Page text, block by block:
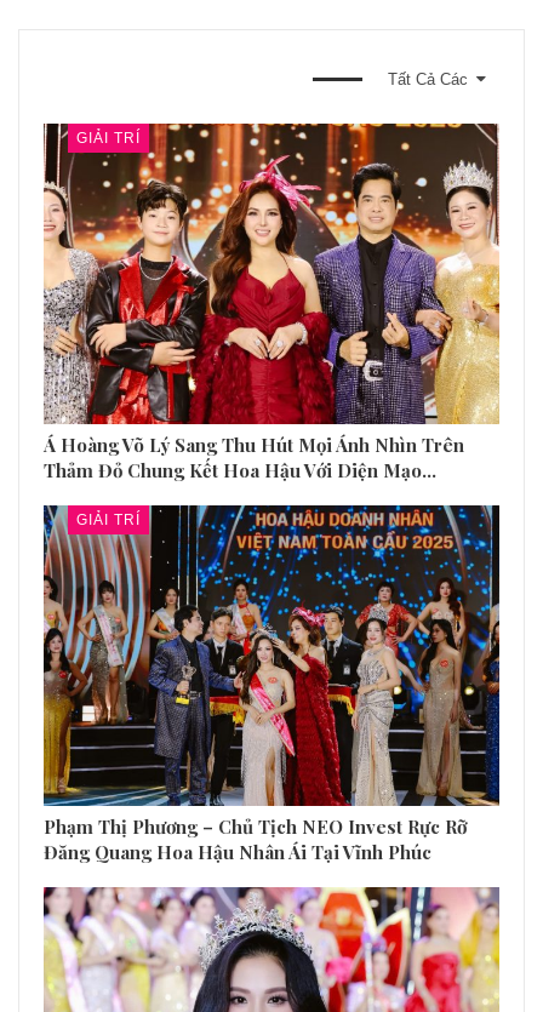
Tất Cả Các
GIẢI TRÍ
Á Hoàng Võ Lý Sang Thu Hút Mọi Ánh Nhìn Trên
Thảm Đỏ Chung Kết Hoa Hậu Với Diện Mạo…
GIẢI TRÍ
Phạm Thị Phương – Chủ Tịch NEO Invest Rực Rỡ
Đăng Quang Hoa Hậu Nhân Ái Tại Vĩnh Phúc